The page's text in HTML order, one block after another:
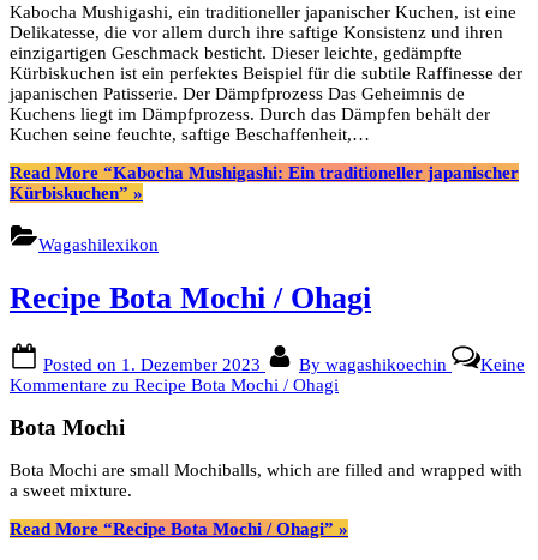
Kabocha Mushigashi, ein traditioneller japanischer Kuchen, ist eine
Delikatesse, die vor allem durch ihre saftige Konsistenz und ihren
einzigartigen Geschmack besticht. Dieser leichte, gedämpfte
Kürbiskuchen ist ein perfektes Beispiel für die subtile Raffinesse der
japanischen Patisserie. Der Dämpfprozess Das Geheimnis de
Kuchens liegt im Dämpfprozess. Durch das Dämpfen behält der
Kuchen seine feuchte, saftige Beschaffenheit,…
Read More “Kabocha Mushigashi: Ein traditioneller japanischer
Kürbiskuchen” »
Wagashilexikon
Recipe Bota Mochi / Ohagi
Posted on 1. Dezember 2023 By wagashikoechin
Keine
Kommentare zu Recipe Bota Mochi / Ohagi
Bota Mochi
Bota Mochi are small Mochiballs, which are filled and wrapped with
a sweet mixture.
Read More “Recipe Bota Mochi / Ohagi” »